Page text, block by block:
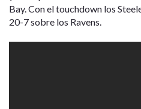
Bay. Con el touchdown los
20-7 sobre los Ravens.